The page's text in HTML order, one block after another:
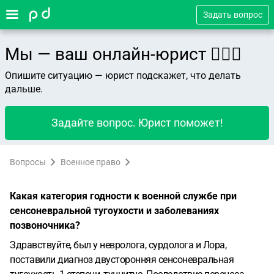
Задать вопрос
Мы — ваш онлайн-юрист 👨🏻‍⚖️
Опишите ситуацию — юрист подскажет, что делать
дальше.
Задайте вопрос. Юрист поможет!
Вопросы Военное право
Какая категория годности к военной службе при
сенсоневральной тугоухости и заболеваниях
позвоночника?
Здравствуйте, был у невролога, сурдолога и Лора,
поставили диагноз двусторонняя сенсоневральная